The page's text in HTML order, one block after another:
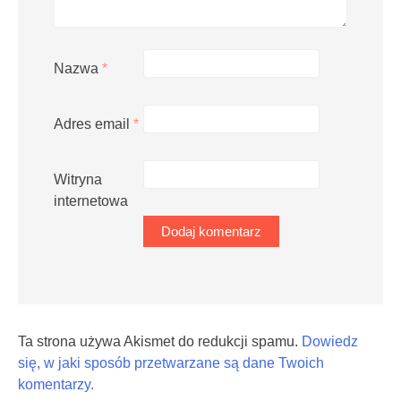
Nazwa *
Adres email *
Witryna
internetowa
Ta strona używa Akismet do redukcji spamu. Dowiedz
się, w jaki sposób przetwarzane są dane Twoich
komentarzy.